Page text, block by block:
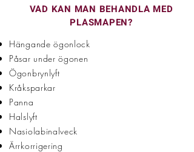
Hängande ögonlock
Påsar under ögonen
Ögonbrynlyft
Kråksparkar
Panna
Halslyft
Nasiolabinalveck
Ärrkorrigering
VAD KAN MAN BEHANDLA MED
PLASMAPEN?